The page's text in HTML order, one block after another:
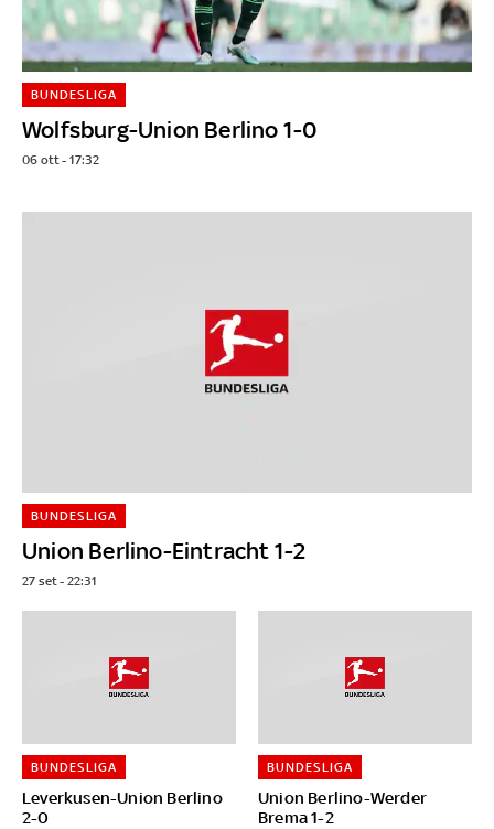
Wolfsburg-Union Berlino 1-0
BUNDESLIGA
06 ott - 17:32
Union Berlino-Eintracht 1-2
BUNDESLIGA
27 set - 22:31
Leverkusen-Union Berlino
2-0
BUNDESLIGA
Union Berlino-Werder
Brema 1-2
BUNDESLIGA